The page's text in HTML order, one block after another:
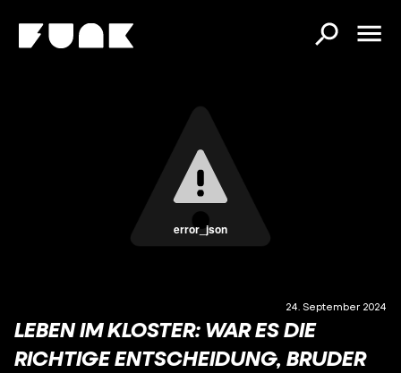
error_json
24. September 2024
LEBEN IM KLOSTER: WAR ES DIE
RICHTIGE ENTSCHEIDUNG, BRUDER